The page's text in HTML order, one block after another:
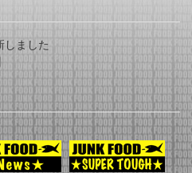
しました